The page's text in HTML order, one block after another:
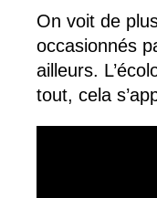
On voit de
occasionnés
ailleurs.
tout, cela